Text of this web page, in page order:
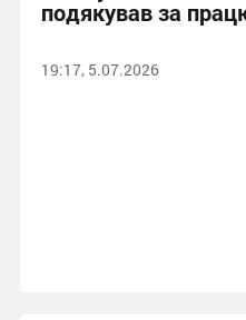
подякував за
19:17, 5.07.2026